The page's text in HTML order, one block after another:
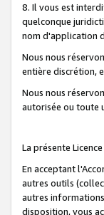
8. Il vous est
quelconque
nom d'application
Nous nous
entière discrétion,
Nous nous
autorisée ou toute
La présente
En acceptant
autres outils
autres
disposition, vous